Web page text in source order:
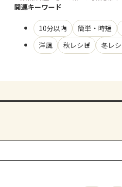
関連キーワード
10分以内 簡単・時短
洋風
秋レシピ 冬レ